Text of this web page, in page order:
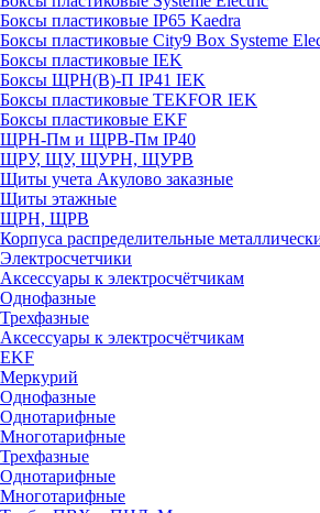
Боксы пластиковые IP65 Kaedra
Боксы пластиковые City9 Box Systeme
Боксы пластиковые IEK
Боксы ЩРН(В)-П IP41 IEK
Боксы пластиковые TEKFOR IEK
Боксы пластиковые EKF
ЩРН-Пм и ЩРВ-Пм IP40
ЩРУ, ЩУ, ЩУРН, ЩУРВ
Щиты учета Акулово заказные
Щиты этажные
ЩРН, ЩРВ
Корпуса распределительные
Электросчетчики
Аксессуары к электросчётчикам
Однофазные
Трехфазные
Аксессуары к электросчётчикам
EKF
Меркурий
Однофазные
Однотарифные
Многотарифные
Трехфазные
Однотарифные
Многотарифные